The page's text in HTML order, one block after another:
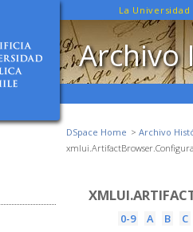
La Universidad
Archivo
DSpace Home Archivo
0-9 A B C